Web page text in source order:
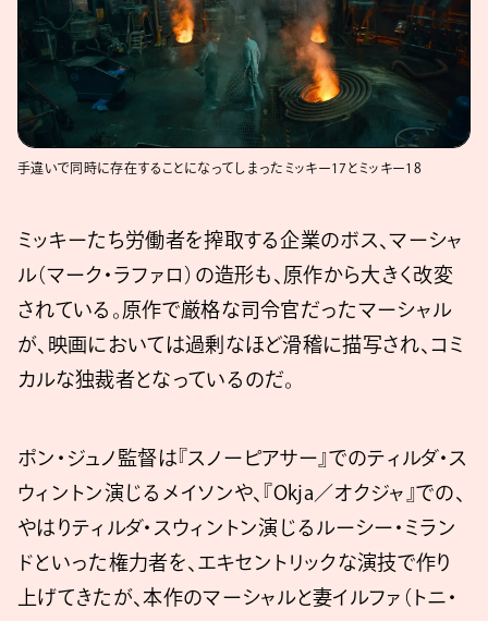
手違いで同時に存在することになってしまったミッキー17とミッキー18
ミッキーたち労働者を搾取する企業のボス、マーシャ
ル（マーク・ラファロ）の造形も、原作から大きく改変
されている。原作で厳格な司令官だったマーシャル
が、映画においては過剰なほど滑稽に描写され、コミ
カルな独裁者となっているのだ。
ポン・ジュノ監督は『スノーピアサー』でのティルダ・ス
ウィントン演じるメイソンや、『Okja／オクジャ』での、
やはりティルダ・スウィントン演じるルーシー・ミラン
ドといった権力者を、エキセントリックな演技で作り
上げてきたが、本作のマーシャルと妻イルファ（トニ・